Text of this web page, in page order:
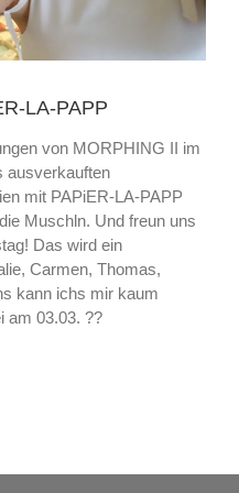
LA-PAPP
von MORPHING II im
ausverkauften
mit PAPiER-LA-PAPP
Muschln. Und freun uns
Das wird ein
Carmen, Thomas,
kann ichs mir kaum
am 03.03. ??